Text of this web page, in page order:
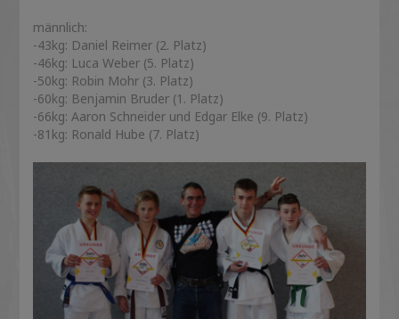
männlich:
-43kg: Daniel Reimer (2. Platz)
-46kg: Luca Weber (5. Platz)
-50kg: Robin Mohr (3. Platz)
-60kg: Benjamin Bruder (1. Platz)
-66kg: Aaron Schneider und Edgar Elke (9. Platz)
-81kg: Ronald Hube (7. Platz)